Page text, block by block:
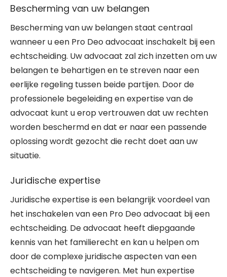
Bescherming van uw belangen
Bescherming van uw belangen staat centraal
wanneer u een Pro Deo advocaat inschakelt bij een
echtscheiding. Uw advocaat zal zich inzetten om uw
belangen te behartigen en te streven naar een
eerlijke regeling tussen beide partijen. Door de
professionele begeleiding en expertise van de
advocaat kunt u erop vertrouwen dat uw rechten
worden beschermd en dat er naar een passende
oplossing wordt gezocht die recht doet aan uw
situatie.
Juridische expertise
Juridische expertise is een belangrijk voordeel van
het inschakelen van een Pro Deo advocaat bij een
echtscheiding. De advocaat heeft diepgaande
kennis van het familierecht en kan u helpen om
door de complexe juridische aspecten van een
echtscheiding te navigeren. Met hun expertise